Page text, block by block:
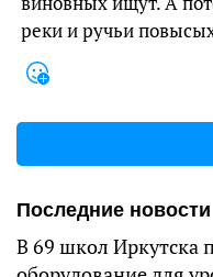
реки и ручьи
Последние новости
В 69 школ Иркутска